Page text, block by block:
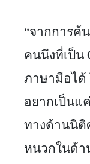
“จากการค้
คนนึงที่เป็น
ภาษามือได้
อยากเป็นแ
ทางด้านนิติ
หนวกในด้า